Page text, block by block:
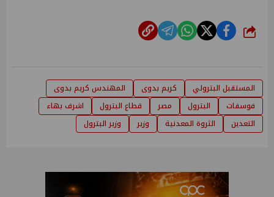
شارك
المستقبل البترولي كريم بدوى
المهندس كريم بدوى
فوسفات
البترول مصر قطاع البترول
اشرف بهاء
التعدين
الثروة المعدنية وزير وزير البترول